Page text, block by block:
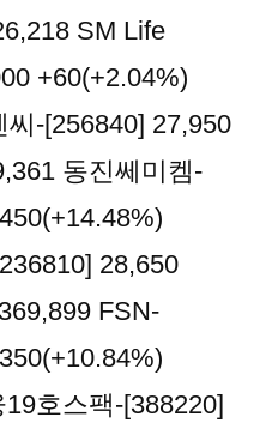
SM Life
+60(+2.04%)
-[256840] 27,950
동진쎄미켐-
28,650
FSN-
호스팩-[388220]